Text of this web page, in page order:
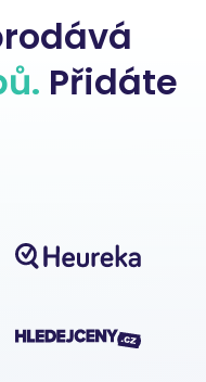
Přidáte